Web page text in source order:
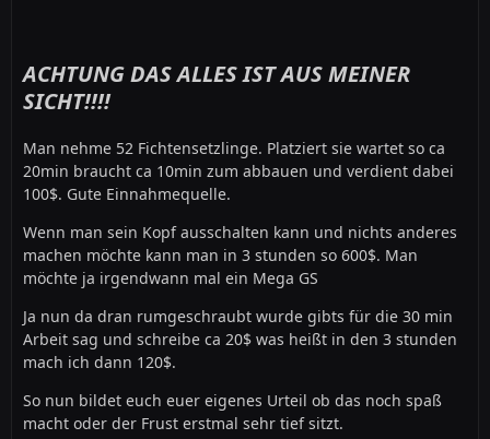
ACHTUNG DAS ALLES IST AUS MEINER
SICHT!!!!
Man nehme 52 Fichtensetzlinge. Platziert sie wartet so ca
20min braucht ca 10min zum abbauen und verdient dabei
100$. Gute Einnahmequelle.
Wenn man sein Kopf ausschalten kann und nichts anderes
machen möchte kann man in 3 stunden so 600$. Man
möchte ja irgendwann mal ein Mega GS
Ja nun da dran rumgeschraubt wurde gibts für die 30 min
Arbeit sag und schreibe ca 20$ was heißt in den 3 stunden
mach ich dann 120$.
So nun bildet euch euer eigenes Urteil ob das noch spaß
macht oder der Frust erstmal sehr tief sitzt.